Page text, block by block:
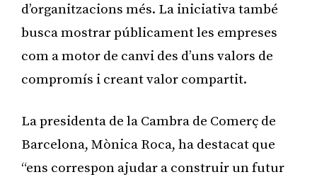
d’organitzacions més. La iniciativa també
busca mostrar públicament les empreses
com a motor de canvi des d’uns valors de
compromís i creant valor compartit.
La presidenta de la Cambra de Comerç de
Barcelona, Mònica Roca, ha destacat que
“ens correspon ajudar a construir un futur